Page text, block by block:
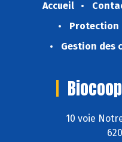
Accueil
Protection
Gestion des
10 voie